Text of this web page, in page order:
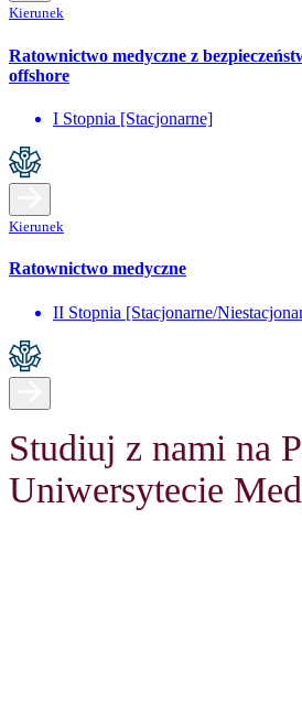
Kierunek
Ratownictwo medyczne z
offshore
I Stopnia [Stacjonarne]
Kierunek
Ratownictwo medyczne
II Stopnia [Stacjonarne/
Studiuj z nami na
Uniwersytecie